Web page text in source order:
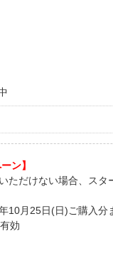
ン】
ただけない場合、スタ
10月25日(日)ご購入分
効